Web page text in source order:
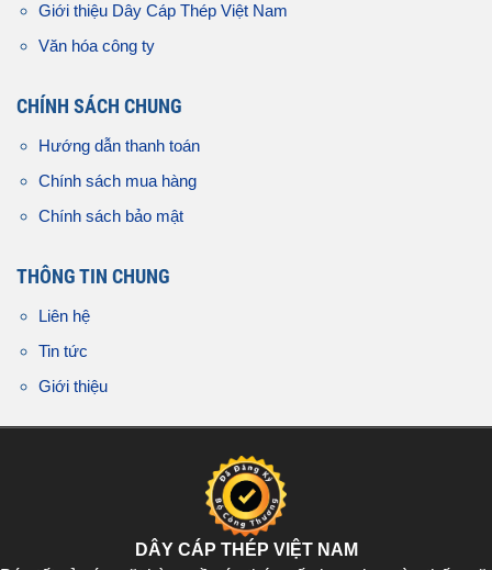
Giới thiệu Dây Cáp Thép Việt Nam
Văn hóa công ty
CHÍNH SÁCH CHUNG
Hướng dẫn thanh toán
Chính sách mua hàng
Chính sách bảo mật
THÔNG TIN CHUNG
Liên hệ
Tin tức
Giới thiệu
DÂY CÁP THÉP VIỆT NAM